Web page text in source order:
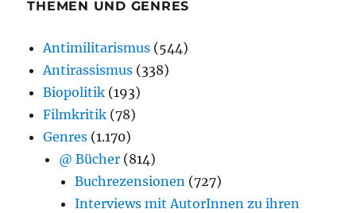
THEMEN UND GENRES
Antimilitarismus (544)
Antirassismus (338)
Biopolitik (193)
Filmkritik (78)
Genres (1.170)
@ Bücher (814)
Buchrezensionen (727)
Interviews mit AutorInnen zu ihren